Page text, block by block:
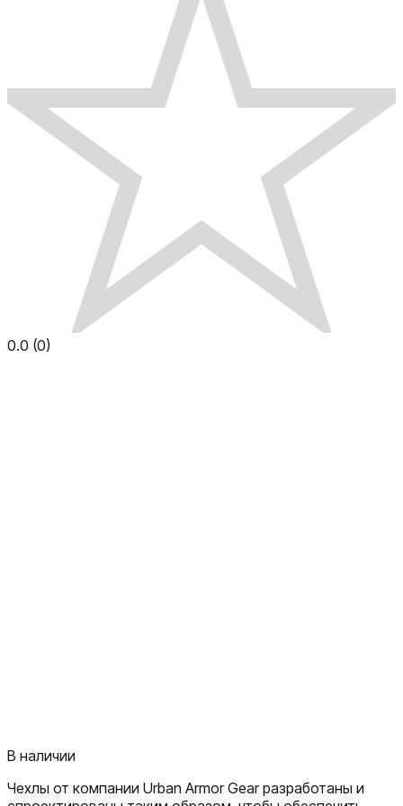
0.0 (0)
В наличии
Чехлы от компании Urban Armor Gear разработаны и